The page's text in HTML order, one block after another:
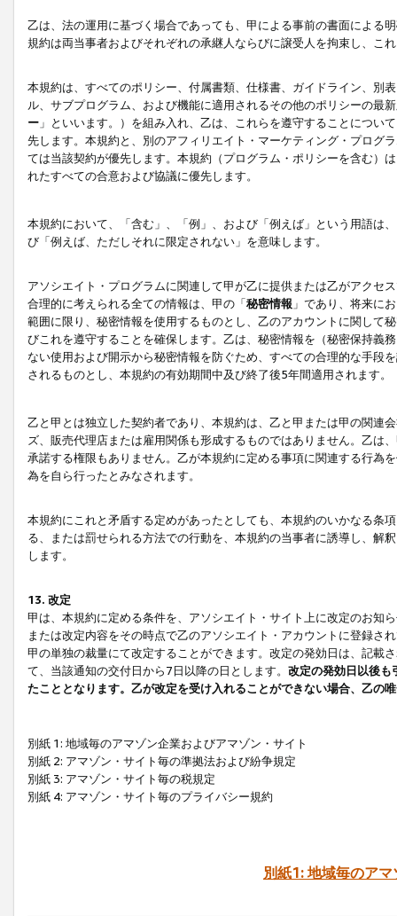
乙は、法の運用に基づく場合であっても、甲による事前の書面による
規約は両当事者およびそれぞれの承継人ならびに譲受人を拘束し、こ
本規約は、すべてのポリシー、付属書類、仕様書、ガイドライン、別
ル、サブプログラム、および機能に適用されるその他のポリシーの最
ー 」といいます。）を組み入れ、乙は、これらを遵守することにつ
先します。本規約と、別のアフィリエイト・マーケティング・プログ
ては当該契約が優先します。本規約（プログラム・ポリシーを含む）
れたすべての合意および協議に優先します。
本規約において、「含む」、「例」、および「例えば」という用語は
び「例えば、ただしそれに限定されない」を意味します。
アソシエイト・プログラムに関連して甲が乙に提供または乙がアクセ
合理的に考えられる全ての情報は、甲の「秘密情報 」であり、将来に
範囲に限り、秘密情報を使用するものとし、乙のアカウントに関して
びこれを遵守することを確保します。乙は、秘密情報を（秘密保持義
ない使用および開示から秘密情報を防ぐため、すべての合理的な手段
されるものとし、本規約の有効期間中及び終了後5年間適用されます。
乙と甲とは独立した契約者であり、本規約は、乙と甲または甲の関連
ズ、販売代理店または雇用関係も形成するものではありません。乙は
承諾する権限もありません。乙が本規約に定める事項に関連する行為
為を自ら行ったとみなされます。
本規約にこれと矛盾する定めがあったとしても、本規約のいかなる条
る、または罰せられる方法での行動を、本規約の当事者に誘導し、解
します。
13. 改定
甲は、本規約に定める条件を、アソシエイト・サイト上に改定のお知
または改定内容をその時点で乙のアソシエイト・アカウントに登録さ
甲の単独の裁量にて改定することができます。改定の発効日は、記載
て、当該通知の交付日から7日以降の日とします。 改定の発効日以後も
たこととなります。乙が改定を受け入れることができない場合、乙の
別紙 1: 地域毎のアマゾン企業およびアマゾン・サイト
別紙 2: アマゾン・サイト毎の準拠法および紛争規定
別紙 3: アマゾン・サイト毎の税規定
別紙 4: アマゾン・サイト毎のプライバシー規約
別紙1: 地域毎のア